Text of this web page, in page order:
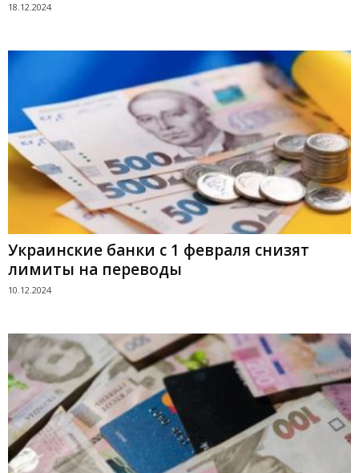
18.12.2024
Украинские банки с 1 февраля снизят
лимиты на переводы
10.12.2024